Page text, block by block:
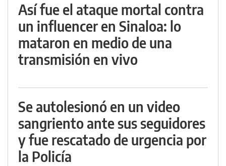
Así fue el ataque mortal contra
un influencer en Sinaloa: lo
mataron en medio de una
transmisión en vivo
Se autolesionó en un video
sangriento ante sus seguidores
y fue rescatado de urgencia por
la Policía